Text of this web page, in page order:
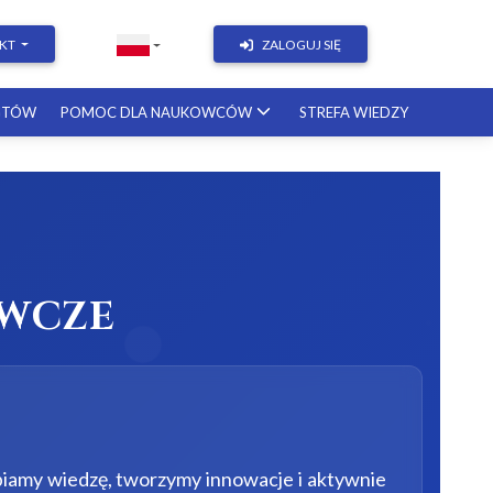
ZALOGUJ SIĘ
POMOC DLA NAUKOWCÓW STREFA WIEDZY
wiedzę, tworzymy innowacje i aktywnie